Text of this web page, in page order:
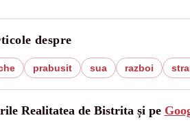
despre
prabusit sua razboi
Realitatea de Bistrita și pe